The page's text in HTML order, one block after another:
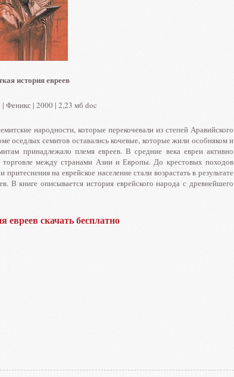
история евреев
Феникс | 2000 | 2,23 мб doc
народности, которые перекочевали из степей Аравийского
оседлых семитов оставались кочевые, которые жили особняком и
принадлежало племя евреев. В средние века евреи активно
торговле между странами Азии и Европы. До крестовых походов
на еврейское население стали возрастать в результате
В книге описывается история еврейского народа с древнейшего
евреев скачать бесплатно